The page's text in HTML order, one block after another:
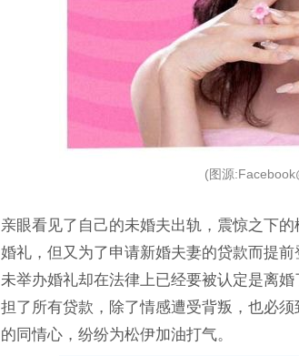
(图源
亲眼看见了自己的未婚夫出轨，震惊之下
婚礼，但又为了申请新婚夫妻的贷款而提
未举办婚礼却在法律上已经要被认定是离
担了所有贷款，除了情感遭受背叛，也必
的同情心，纷纷为松伊加油打气。